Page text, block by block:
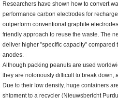
Researchers have shown how to convert
performance carbon electrodes for
outperform conventional graphite
friendly approach to reuse the waste. The
deliver higher "specific capacity"
anodes.
Although packing peanuts are used
they are notoriously difficult to break down,
Due to their low density, huge containers
shipment to a recycler (Nieuwsbericht